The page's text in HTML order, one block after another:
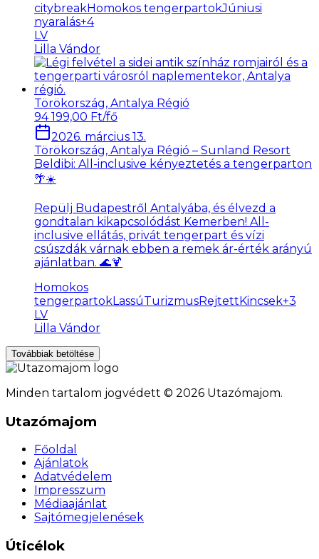
citybreakHomokos tengerpartokJúniusi
nyaralás+4
LV
Lilla Vándor
Törökország, Antalya Régió
94 199,00 Ft/fő
2026. március 13.
Törökország, Antalya Régió – Sunland Resort
Beldibi: All-inclusive kényeztetés a tengerparton
🌴☀️
Repülj Budapestről Antalyába, és élvezd a
gondtalan kikapcsolódást Kemerben! All-
inclusive ellátás, privát tengerpart és vízi
csúszdák várnak ebben a remek ár-érték arányú
ajánlatban. 🌊🍹
Homokos
tengerpartokLassúTurizmusRejtettKincsek+3
LV
Lilla Vándor
Továbbiak betöltése
Minden tartalom jogvédett © 2026 Utazómajom.
Utazómajom
Főoldal
Ajánlatok
Adatvédelem
Impresszum
Médiaajánlat
Sajtómegjelenések
Úticélok